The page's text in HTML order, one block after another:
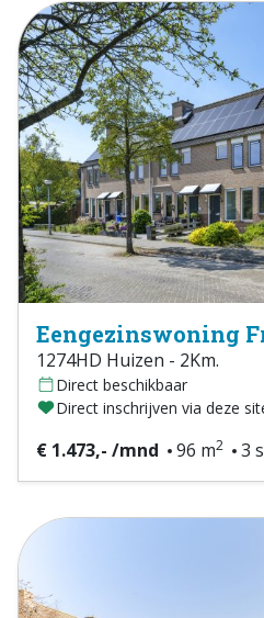
Eengezinswoning
1274HD Huizen - 2Km.
Direct beschikbaar
Direct inschrijven via deze
€ 1.473,- /mnd 96 m2 3